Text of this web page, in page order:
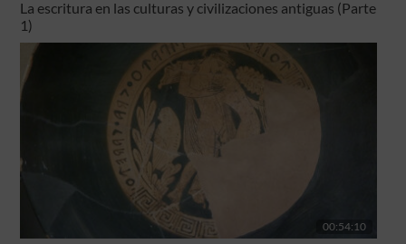
La escritura en las culturas y civilizaciones antiguas (Parte
1)
00:54:10